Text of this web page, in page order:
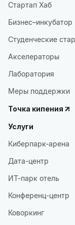
Стартап Хаб
Бизнес–инкубатор
Студенческие
Акселераторы
Лаборатория
Меры поддержки
Точка кипения
Услуги
Киберпарк-арена
Дата-центр
ИТ-парк отель
Конференц-центр
Коворкинг